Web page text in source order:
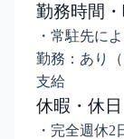
勤務時間・
・常駐先に
勤務：あり
支給
休暇・休日
・完全週休